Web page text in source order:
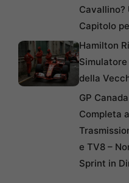
Cavallino?
Capitolo
Hamilton
Simulatore
della
GP
Completa
e TV8 –
Sprint in